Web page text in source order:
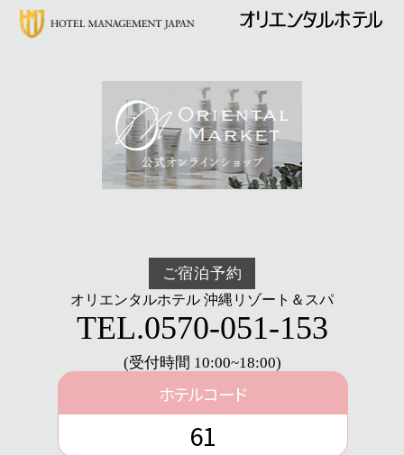
ご宿泊予約
オリエンタルホテル 沖縄リゾート＆スパ
TEL.0570-051-153
(受付時間 10:00~18:00)
ホテルコード
61